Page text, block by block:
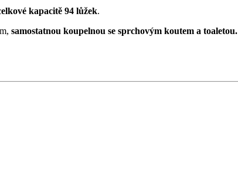
kapacitě 94 lůžek.
samostatnou koupelnou se sprchovým koutem a toaletou.